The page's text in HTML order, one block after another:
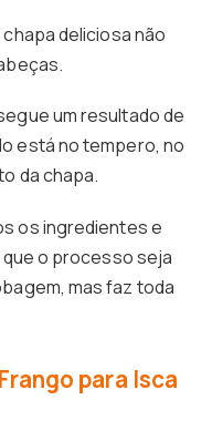
deliciosa não
um resultado de
está no tempero, no
da chapa.
os ingredientes e
o processo seja
mas faz toda
para Isca